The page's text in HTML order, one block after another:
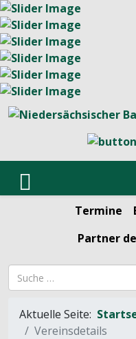
Termine
Partner
Suchbegriff
Aktuelle Seite:
Vereinsdetails